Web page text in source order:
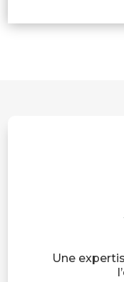
Une